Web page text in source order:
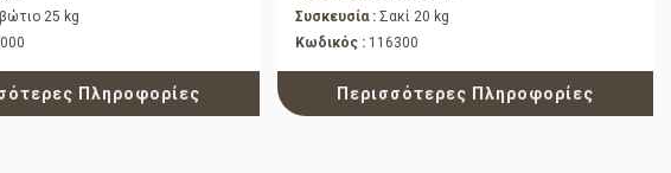
25 kg
Πληροφορίες
Συσκευσία :Σακί 20 kg
Κωδικός :116300
Περισσότερες Πληροφορίες